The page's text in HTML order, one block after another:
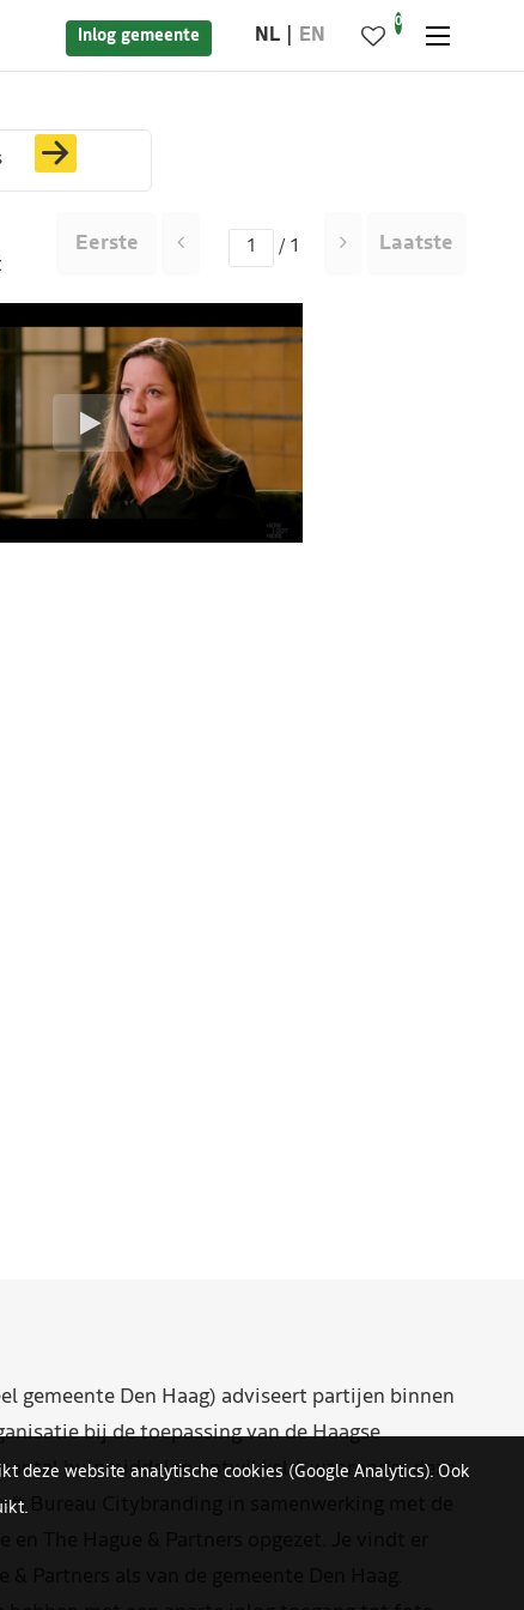
Inlog gemeente NL EN
0
Eerste / 1 Laatste
gemeente Den Haag) adviseert partijen binnen
bij de toepassing van de Haagse
hulpmiddelen ontwikkeld, waaronder deze
Bureau Citybranding in samenwerking met de
deze website analytische cookies (Google Analytics). Ook